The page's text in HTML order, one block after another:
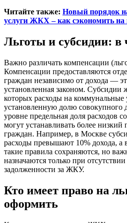
Читайте также: Новый порядок
услуги ЖКХ – как сэкономить на
Льготы и субсидии: в
Важно различать компенсации
Компенсации предоставляются
граждан независимо от дохода —
установленная законом. Субсидии
которых расходы на
установленную долю совокупного
уровне предельная доля расходов
могут устанавливать более низкий
граждан. Например, в Москве
расходы превышают 10% дохода,
такие правила сохраняются, но
назначаются только при
задолженности за ЖКУ.
Кто имеет право на
оформить